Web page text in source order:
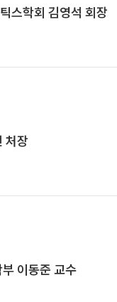
스학회 김영석 회장
처장
이동준 교수